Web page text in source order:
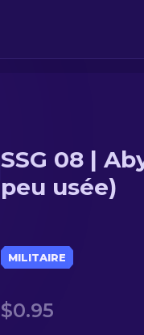
SSG 08 |
peu usée)
MILITAIRE
$0.95